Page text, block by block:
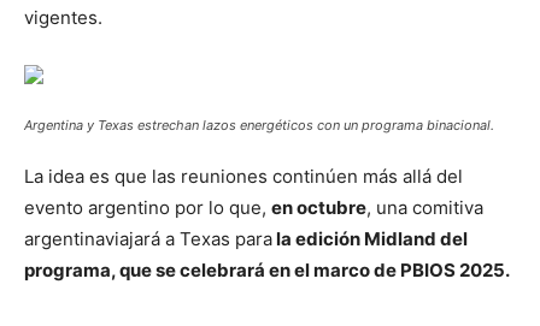
vigentes.
Argentina y Texas estrechan lazos energéticos con un programa binacional.
La idea es que las reuniones continúen más allá del
evento argentino por lo que, en octubre, una comitiva
argentinaviajará a Texas parala edición Midland del
programa, que se celebrará en el marco de PBIOS 2025.